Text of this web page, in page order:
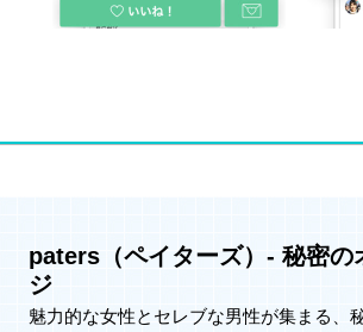
paters（ペイターズ）- 秘密の
ジ
魅力的な女性とセレブな男性が集まる、